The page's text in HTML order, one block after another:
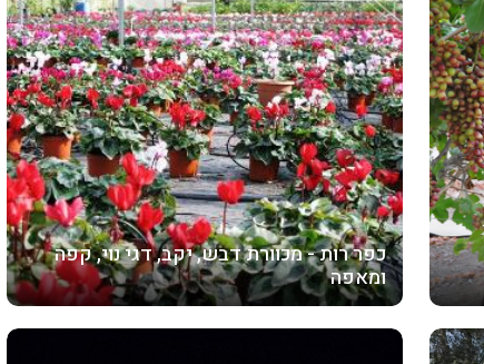
כפר רות - מכוורת דבש, יקב, דגי נוי, קפה
ומאפה